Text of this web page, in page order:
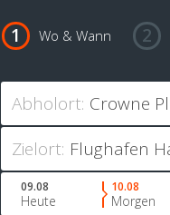
Wo & Wann
Abholort:
Zielort:
09.08
Heute
10.08
Morgen